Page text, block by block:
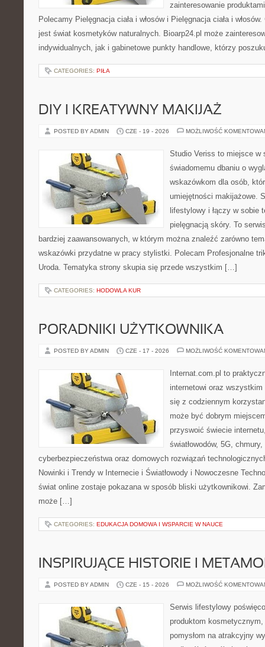
zainteresowanie
Polecamy Pielęgnacja ciała i włosów i Pielęgnacja ciała i
jest świat kosmetyków naturalnych. Bioarp24.pl może
indywidualnych, jak i gabinetowe punkty handlowe, którzy
CATEGORIES: PIŁA
DIY I KREATYWNY MAKIJAŻ
POSTED BY ADMIN CZE - 19 - 2026 MOŻLIWOŚĆ
Studio Veriss to miejsce w
świadomemu dbaniu o
wskazówkom dla osób,
umiejętności makijażowe.
lifestylowy i łączy w sobie
pielęgnacją skóry. To
bardziej zaawansowanych, w którym można znaleźć zarówno
wskazówki przydatne w pracy stylistki. Polecam Profesjonalne
Uroda. Tematyka strony skupia się przede wszystkim […]
CATEGORIES: HODOWLA KUR
PORADNIKI UŻYTKOWNIKA
POSTED BY ADMIN CZE - 17 - 2026 MOŻLIWOŚĆ
Internat.com.pl to
internetowi oraz
się z codziennym
może być dobrym
przyswoić świecie
światłowodów, 5G,
cyberbezpieczeństwa oraz domowych rozwiązań
Nowinki i Trendy w Internecie i Światłowody i Nowoczesne
świat online zostaje pokazana w sposób bliski użytkownikowi.
może […]
CATEGORIES: EDUKACJA DOMOWA I WSPARCIE W NAUCE
INSPIRUJĄCE HISTORIE I
POSTED BY ADMIN CZE - 15 - 2026 MOŻLIWOŚĆ
Serwis lifestylowy
produktom
pomysłom na atrakcyjny